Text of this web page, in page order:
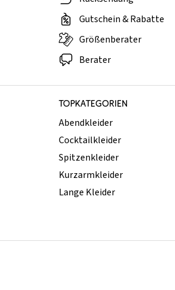
Gutschein & Rabatte
Größenberater
Berater
TOPKATEGORIEN
Abendkleider
Cocktailkleider
Spitzenkleider
Kurzarmkleider
Lange Kleider